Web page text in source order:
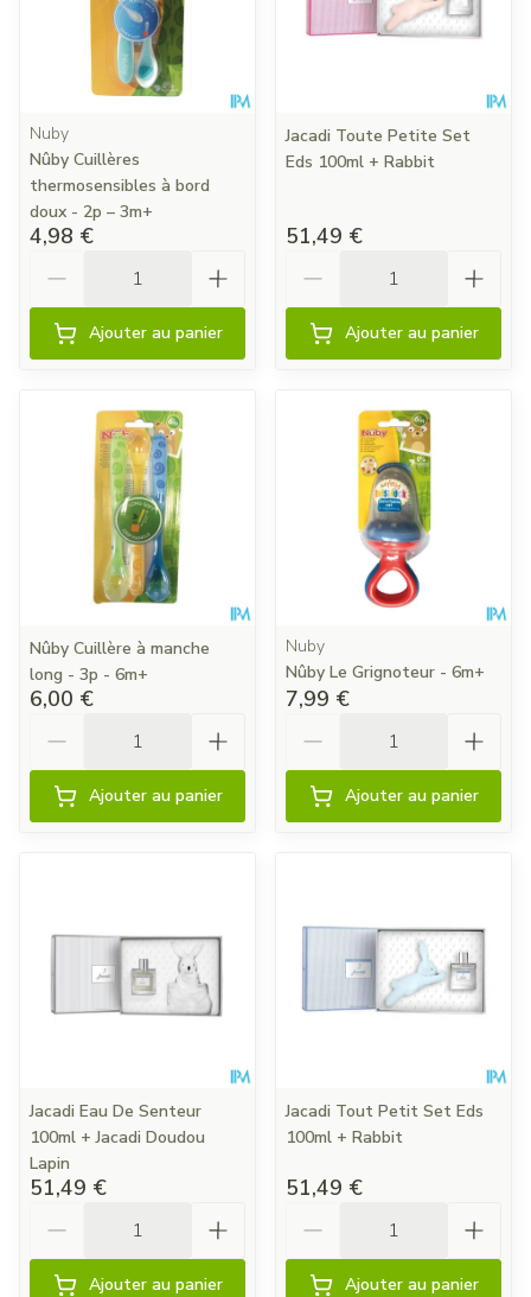
Nuby
Nûby Cuillères
thermosensibles à bord
doux - 2p – 3m+
4,98 €
Ajouter au panier
Jacadi Toute Petite Set
Eds 100ml + Rabbit
51,49 €
Ajouter au panier
Nûby Cuillère à manche
long - 3p - 6m+
6,00 €
Ajouter au panier
Nuby
Nûby Le Grignoteur - 6m+
7,99 €
Ajouter au panier
Jacadi Eau De Senteur
100ml + Jacadi Doudou
Lapin
51,49 €
Ajouter au panier
Jacadi Tout Petit Set Eds
100ml + Rabbit
51,49 €
Ajouter au panier